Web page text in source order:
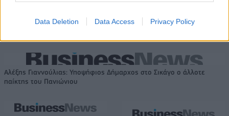
Data Deletion Data Access Privacy Policy
Αλέξης Γιαννούλιας: Υποψήφιος Δήμαρχος στο Σικάγο ο άλλοτε
παίκτης του Πανιώνιου